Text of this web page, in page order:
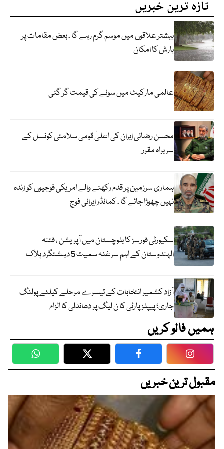
تازہ ترین خبریں
بیشتر علاقوں میں موسم گرم رہے گا ، بعض مقامات پر
بارش کا امکان
عالمی مارکیٹ میں سونے کی قیمت گر گئی
محسن رضائی ایران کی اعلیٰ قومی سلامتی کونسل کے
سربراہ مقرر
ہماری سرزمین پر قدم رکھنے والے امریکی فوجیوں کو زندہ
نہیں چھوڑا جائے گا ، کمانڈر ایرانی فوج
سکیورٹی فورسز کا بلوچستان میں آپریشن ، فتنہ
الہندوستان کے اہم سرغنہ سمیت 5 دہشتگرد ہلاک
آزاد کشمیر انتخابات کے تیسرے مرحلے کیلئے پولنگ
جاری؛ پیپلز پارٹی کا ن لیگ پر دھاندلی کا الزام
ہمیں فالو کریں
WhatsApp Twitter Facebook
مقبول ترین خبریں